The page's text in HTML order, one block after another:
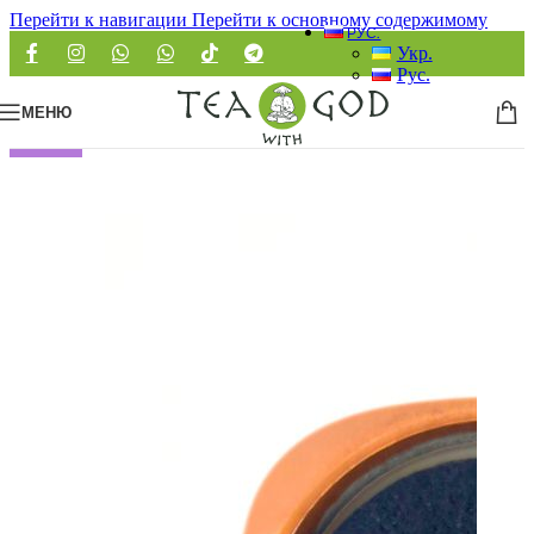
Перейти к навигации Перейти к основному содержимому
РУС.
Укр.
Рус.
МЕНЮ